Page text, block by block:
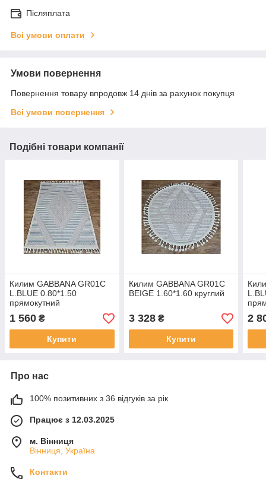
Післяплата
Всі умови оплати
Умови повернення
Повернення товару впродовж 14 днів за рахунок покупця
Всі умови повернення
Подібні товари компанії
Килим GABBANA GR01C
L.BLUE 0.80*1.50
прямокутний
1 560 ₴
Купити
Килим GABBANA GR01C
BEIGE 1.60*1.60 круглий
3 328₴
Купити
2
Про нас
100% позитивних з 36 відгуків за рік
Працює з 12.03.2025
м. Вінниця
Вінниця, Україна
Контакти